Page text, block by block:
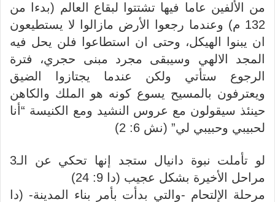
من الألفين عاما فيها تشتتوا لبقاع العالم (بدءا من
132 م) وعندما رجعوا الأرض مازالوا لا يستطيعون
ان يبنوا الهيكل، وحتى ان استطاعوا فلن يحل فيه
المجد الالهي وسيبقى مجرد مبنى حجري، فترة
الرجوع ستأتي ولكن عندما يجتازوا الضيق
ويعترفون بالمسيح يسوع كونه هو الملك والكاهن
حينئذ سيقولون مع عروس النشيد ومع الكنيسة “أنا
لحبيبي وحبيبي لي” (نش 6: 2)
لو تأملت نبوة دانيال ستجد إنها تحكي عن الـ3
مراحل الأخيرة بشكل عجيب (دا 9: 24)
مرحلة الإلتحام -والتي بدأت بأمر بناء المدينة- (دا